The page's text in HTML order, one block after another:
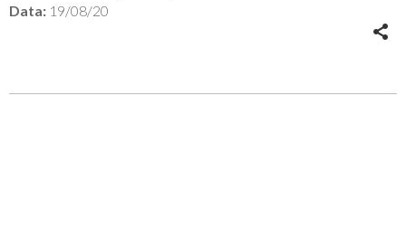
Data: 19/08/20